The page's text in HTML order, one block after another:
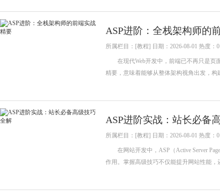
ASP进阶：全栈架构师的
所属栏目：[教程] 日期：2026-08-01 热度：0
在现代Web开发中，前端已不再只是页
精要，意味着能够从整体架构视角出发，构
ASP进阶实战：站长必备
所属栏目：[教程] 日期：2026-08-01 热度：0
在网站开发中，ASP（Active Server
作用。掌握高级技巧不仅能提升网站性能